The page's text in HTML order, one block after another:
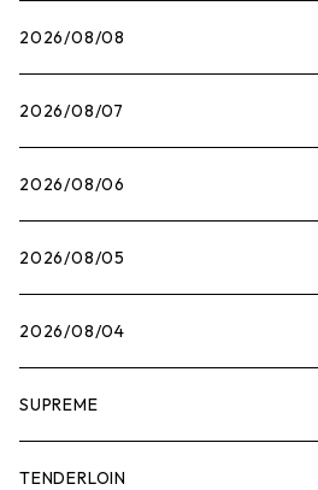
2026/08/08
2026/08/07
2026/08/06
2026/08/05
2026/08/04
SUPREME
Tシャツ
TENDERLOIN